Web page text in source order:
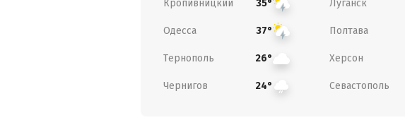
Кропивницкий 35° Луганск
Одесса 37° Полтава
Тернополь 26° Херсон
Чернигов 24° Севастополь